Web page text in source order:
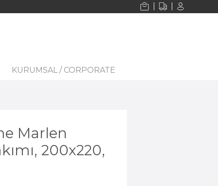
KURUMSAL / CORPORATE
Marlen
200x220,